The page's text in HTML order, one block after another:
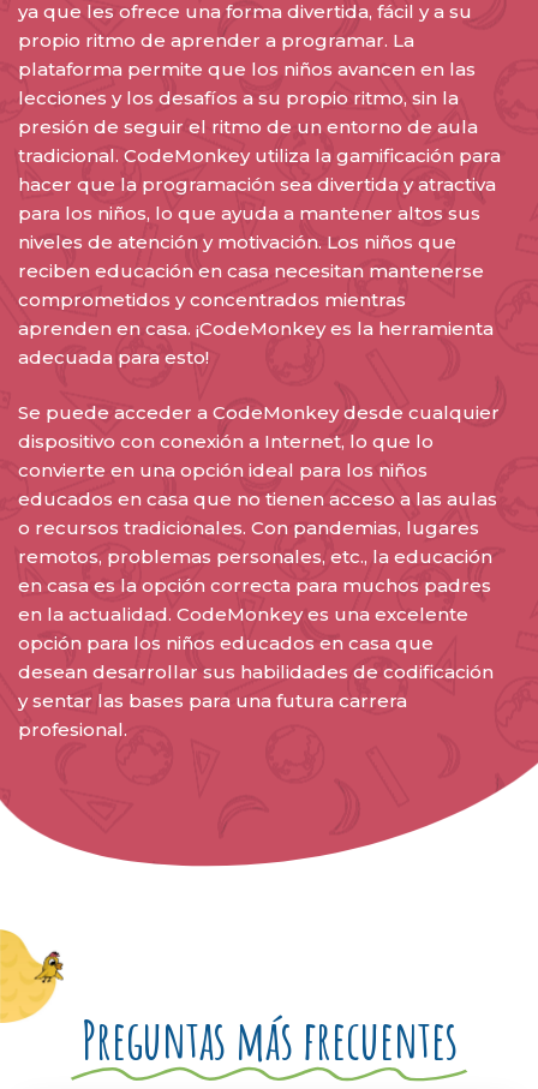
ya que les ofrece una forma divertida, fácil y a su
propio ritmo de aprender a programar. La
plataforma permite que los niños avancen en las
lecciones y los desafíos a su propio ritmo, sin la
presión de seguir el ritmo de un entorno de aula
tradicional. CodeMonkey utiliza la gamificación para
hacer que la programación sea divertida y atractiva
para los niños, lo que ayuda a mantener altos sus
niveles de atención y motivación. Los niños que
reciben educación en casa necesitan mantenerse
comprometidos y concentrados mientras
aprenden en casa. ¡CodeMonkey es la herramienta
adecuada para esto!
Se puede acceder a CodeMonkey desde cualquier
dispositivo con conexión a Internet, lo que lo
convierte en una opción ideal para los niños
educados en casa que no tienen acceso a las aulas
o recursos tradicionales. Con pandemias, lugares
remotos, problemas personales, etc., la educación
en casa es la opción correcta para muchos padres
en la actualidad. CodeMonkey es una excelente
opción para los niños educados en casa que
desean desarrollar sus habilidades de codificación
y sentar las bases para una futura carrera
profesional.
Preguntas más frecuentes